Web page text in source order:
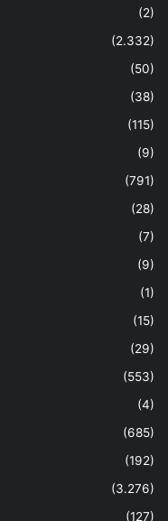
(2)
(2.332)
(50)
(38)
(115)
(9)
(791)
(28)
(7)
(9)
(1)
(15)
(29)
(553)
(4)
(685)
(192)
(3.276)
(127)